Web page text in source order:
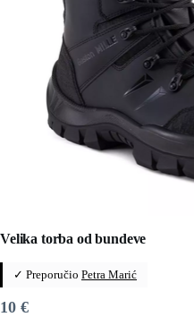
Velika torba od bundeve
✓ Preporučio Petra Marić
10 €